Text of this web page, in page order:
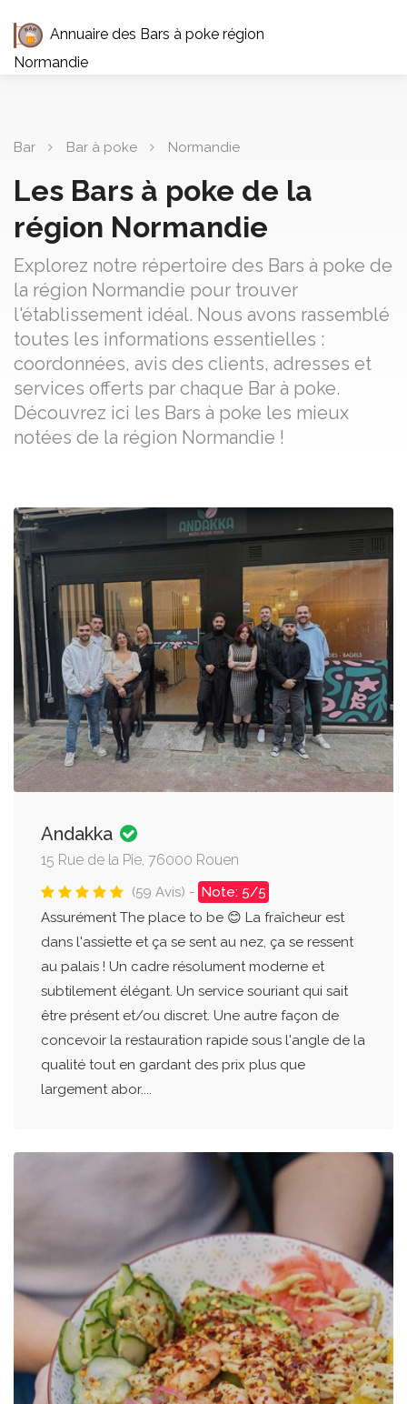
Annuaire des Bars à poke région
Normandie
Bar Bar à poke Normandie
Les Bars à poke de la
région Normandie
Explorez notre répertoire des Bars à poke de
la région Normandie pour trouver
l'établissement idéal. Nous avons rassemblé
toutes les informations essentielles :
coordonnées, avis des clients, adresses et
services offerts par chaque Bar à poke.
Découvrez ici les Bars à poke les mieux
notées de la région Normandie !
Andakka
15 Rue de la Pie, 76000 Rouen
(59 Avis) - Note: 5/5
Assurément The place to be 😊 La fraîcheur est
dans l'assiette et ça se sent au nez, ça se ressent
au palais ! Un cadre résolument moderne et
subtilement élégant. Un service souriant qui sait
être présent et/ou discret. Une autre façon de
concevoir la restauration rapide sous l'angle de la
qualité tout en gardant des prix plus que
largement abor....